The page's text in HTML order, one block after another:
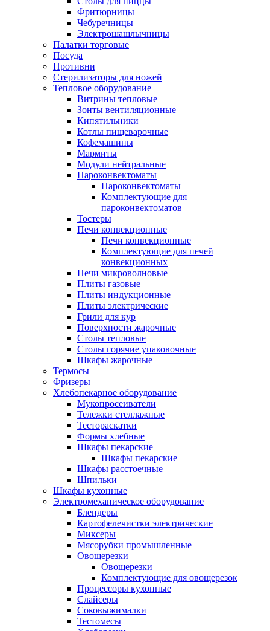
Фритюрницы
Чебуречницы
Электрошашлычницы
Палатки торговые
Посуда
Противни
Стерилизаторы для ножей
Тепловое оборудование
Витрины тепловые
Зонты вентиляционные
Кипятильники
Котлы пищеварочные
Кофемашины
Мармиты
Модули нейтральные
Пароконвектоматы
Пароконвектоматы
Комплектующие для
пароконвектоматов
Тостеры
Печи конвекционные
Печи конвекционные
Комплектующие для печей
конвекционных
Печи микроволновые
Плиты газовые
Плиты индукционные
Плиты электрические
Грили для кур
Поверхности жарочные
Столы тепловые
Столы горячие упаковочные
Шкафы жарочные
Термосы
Фризеры
Хлебопекарное оборудование
Мукопросеиватели
Тележки стеллажные
Тестораскатки
Формы хлебные
Шкафы пекарские
Шкафы пекарские
Шкафы расстоечные
Шпильки
Шкафы кухонные
Электромеханическое оборудование
Блендеры
Картофелечистки электрические
Миксеры
Мясорубки промышленные
Овощерезки
Овощерезки
Комплектующие для овощерезок
Процессоры кухонные
Слайсеры
Соковыжималки
Тестомесы